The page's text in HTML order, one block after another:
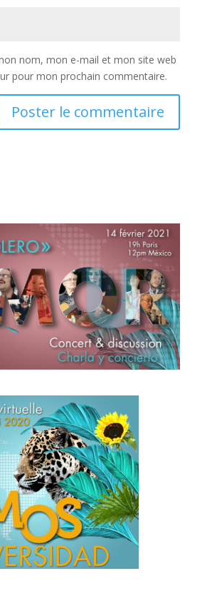
nom, mon e-mail et mon site web
pour mon prochain commentaire.